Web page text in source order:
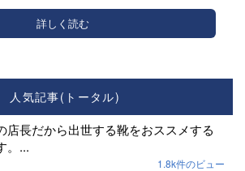
詳しく読む
人気記事(トータル)
店長だから出世する靴をおススメする
。...
1.8k件のビュー